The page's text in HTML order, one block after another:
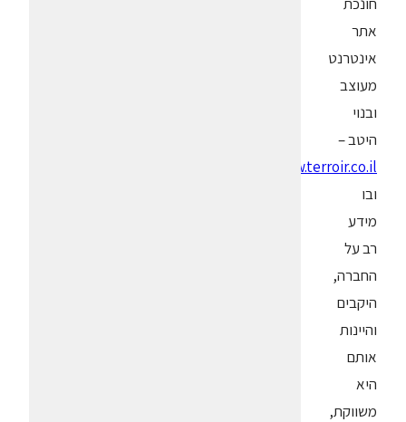
אתר
אינטרנט
מעוצב
ובנוי
היטב –
www.terroir.co.il
ובו
מידע
רב על
החברה,
היקבים
והיינות
אותם
היא
משווקת,